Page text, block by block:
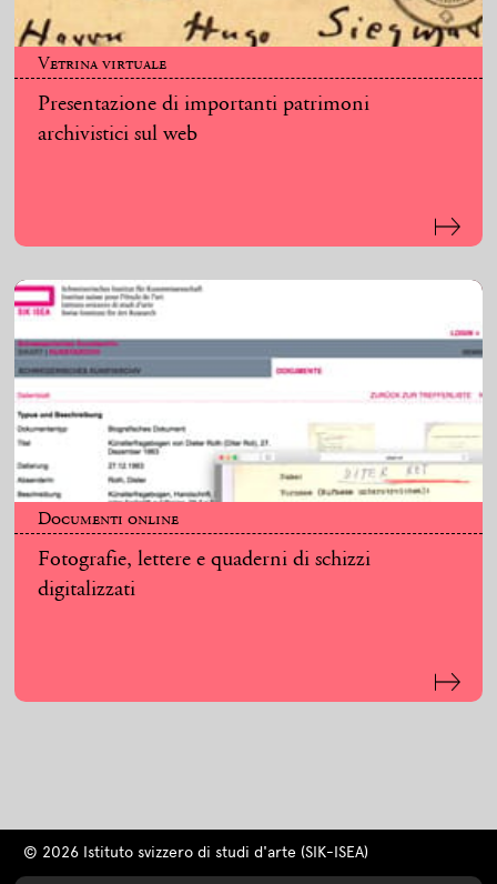
Vetrina virtuale
Presentazione di importanti patrimoni
archivistici sul web
Documenti online
Fotografie, lettere e quaderni di schizzi
digitalizzati
© 2026 Istituto svizzero di studi d'arte (SIK-ISEA)